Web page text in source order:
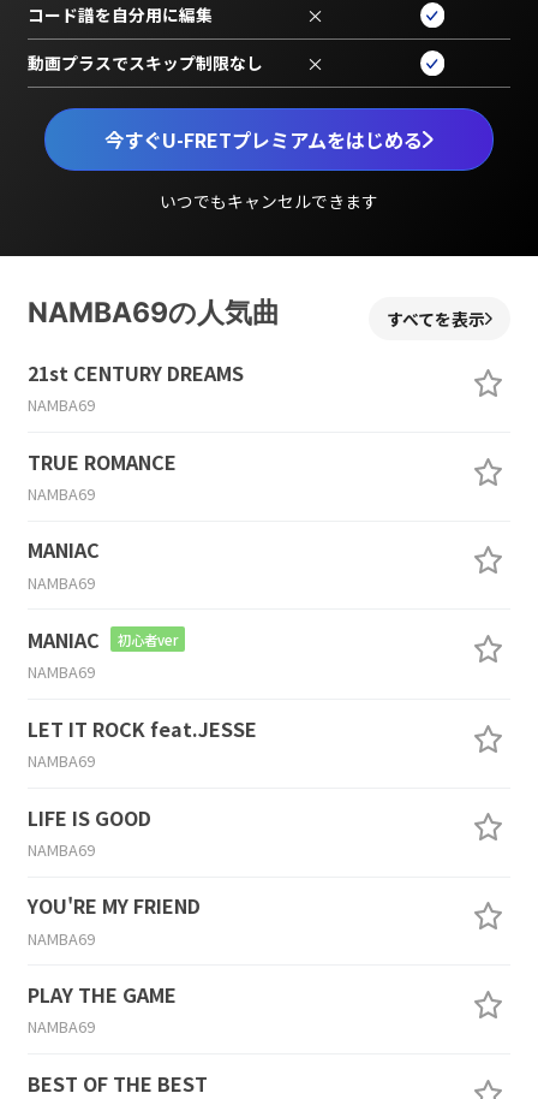
今すぐU-FRETプレミアムをはじめる
いつでもキャンセルできます
コード譜を自分用に編集 ×
動画プラスでスキップ制限なし ×
NAMBA69の人気曲 すべてを表示
21st CENTURY DREAMS
NAMBA69
TRUE ROMANCE
NAMBA69
MANIAC
NAMBA69
MANIAC 初心者ver
NAMBA69
LET IT ROCK feat.JESSE
NAMBA69
LIFE IS GOOD
NAMBA69
YOU'RE MY FRIEND
NAMBA69
PLAY THE GAME
NAMBA69
BEST OF THE BEST